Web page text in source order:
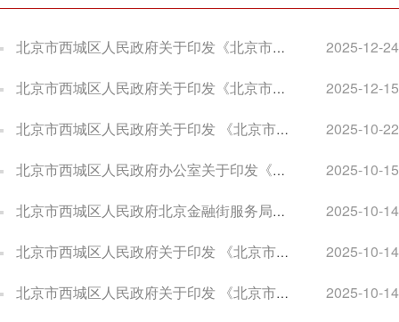
北京市西城区人民政府关于印发《北京市西城区声环境功能区划实施细则》的通知
2025-12-24
北京市西城区人民政府关于印发《北京市西城区支持中小微企业高质量发展的若干措施》的通知
2025-12-15
北京市西城区人民政府关于印发 《北京市西城区促进产业高质量发展的若干措施》的通知
2025-10-22
北京市西城区人民政府办公室关于印发《北京市西城区文艺精品创作引导项目管理办法》的通知
2025-10-15
北京市西城区人民政府北京金融街服务局关于印发《北京市西城区加快现代金融产业高质量发展的若干措施》的通知
2025-10-14
北京市西城区人民政府关于印发 《北京市西城区促进数据产业高质量发展的若干措施》的通知
2025-10-14
北京市西城区人民政府关于印发 《北京市西城区促进科技创新及中关村科技园区西城园高质量发展的若干措施》的通知
2025-10-14